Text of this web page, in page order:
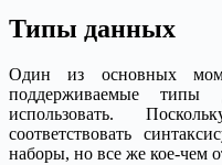
Типы данных
Один из основных
поддерживаемые
использовать.
соответствовать
наборы, но все же кое-чем